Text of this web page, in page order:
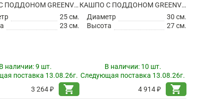
КАШПО С ПОДДОНОМ GREENVILLE ROUND VINTAGE PLUM
25 см.
23 см.
наличии:9 шт.
поставка 13.08.26г.
3 264 ₽
shopping_cart
КАШПО С ПОДДОНОМ GREENVILLE ROUND VINTAGE PLUM
Диаметр
30 см.
Высота
27 см.
В наличии: 10 шт.
Следующая поставка 13.08.26г.
4 914 ₽
shopping_cart